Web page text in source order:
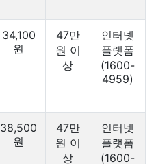
34,100
원
47만
원 이
상
인터넷
플랫폼
(1600-
4959)
38,500
원
47만
원 이
상
인터넷
플랫폼
(1600-